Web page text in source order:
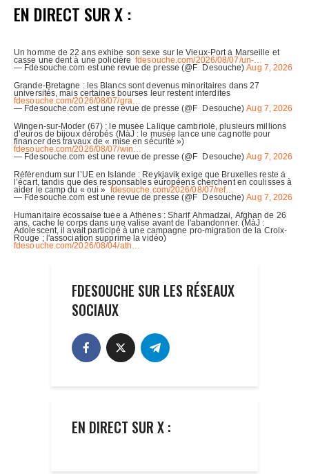
EN DIRECT SUR X :
FDESOUCHE SUR LES RÉSEAUX
SOCIAUX
EN DIRECT SUR X :